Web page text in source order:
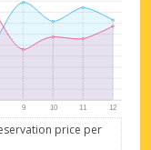
price per